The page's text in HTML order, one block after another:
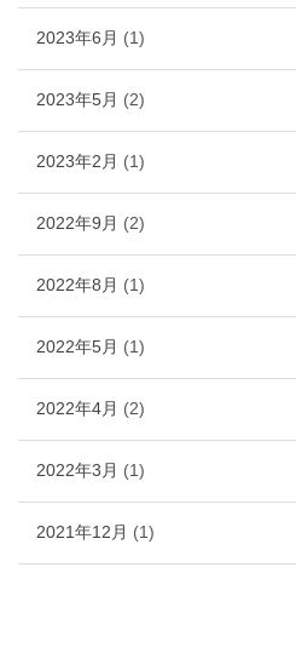
2023年6月 (1)
2023年5月 (2)
2023年2月 (1)
2022年9月 (2)
2022年8月 (1)
2022年5月 (1)
2022年4月 (2)
2022年3月 (1)
2021年12月 (1)